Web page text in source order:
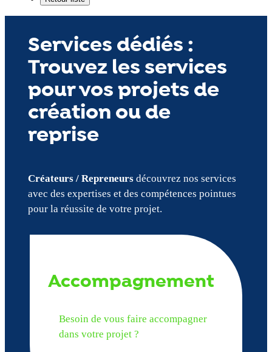
Services dédiés :
Trouvez les services
pour vos projets de
création ou de
reprise
Créateurs / Repreneursdécouvrez nos services
avec des expertises et des compétences pointues
pour la réussite de votre projet.
Accompagnement
Besoin de vous faire accompagner
dans votre projet ?